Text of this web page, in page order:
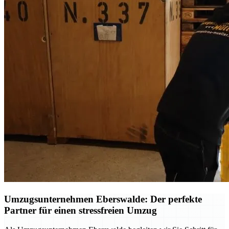
Umzugsunternehmen Eberswalde: Der perfekte
Partner für einen stressfreien Umzug